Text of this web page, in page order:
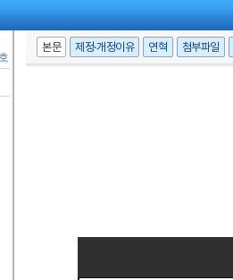
, 2023. 12. 29., 일부개정]
본문 제정·개정이유 연혁 첨부파일